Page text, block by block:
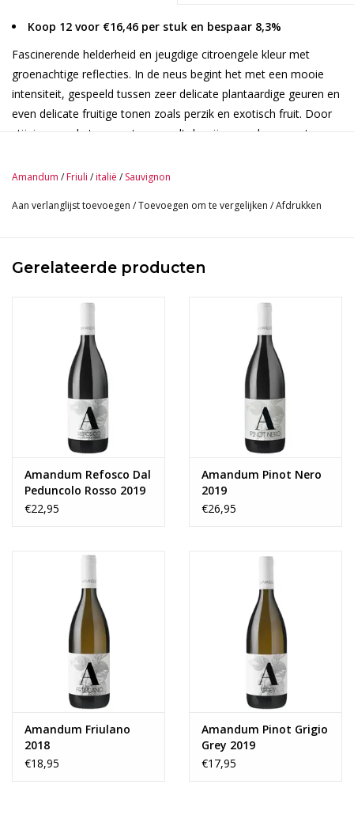
Koop 12 voor €16,46 per stuk en bespaar 8,3%
Fascinerende helderheid en jeugdige citroengele kleur met
groenachtige reflecties. In de neus begint het met een mooie
intensiteit, gespeeld tussen zeer delicate plantaardige geuren en
even delicate fruitige tonen zoals perzik en exotisch fruit. Door
stijging van de temperatuur wordt de wijn complexer, met
toon en fruitige hints die doen denken aan perzik en rijpende
bergamot) en dan weer exotisch fruit. In de mond is het droog,
complexiteit als aroma ontstaat. Geniet van een prachtige, lang
De druiven worden voorzichtig ontsteeld en geperst. De gisting
vindt plaats onder thermische controle (15/18°C) in
roestvrijstalen containers. Nadat de gisting is voltooid, gaat de
wijn in roestvrijstalen tanks en rijpt daar gedurende 10 maanden
Sauvignon Blanc
Herkomst
DOP Friuli Isonzo, Italië
Wijn als aperitief of te combineren met stevig vruchtbare vis,
zelfs gebakken.
Serveertemperatuur
verzending vanaf €50
bezorgd v.a. 6 flessen in Oldenzaal en omstreken
Op werkdagen voor 16:00 besteld, volgende dag in huis
Per fles te bestellen
Amandum /Friuli /italië / Sauvignon
Aan verlanglijst toevoegen /Toevoegen om te vergelijken /Afdrukken
Gerelateerde producten
Amandum Refosco Dal
Peduncolo Rosso 2019
€22,95
Amandum Pinot Nero
2019
€26,95
Amandum Friulano
2018
€18,95
Amandum Pinot Grigio
Grey 2019
€17,95